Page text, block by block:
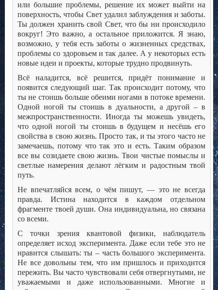
или большие проблемы, решение их может выйти на
поверхность, чтобы Свет удалил заблуждения и заботы.
Ты должен хранить свой Свет, что бы ни происходило
вокруг! Это важно, а остальное приложится. Я знаю,
возможно, у тебя есть заботы о жизненных средствах,
проблемы со здоровьем и так далее. А у некоторых есть
новые идеи и проекты, которые трудно продвинуть.
Всё наладится, всё решится, придёт понимание и
появится следующий шаг. Так происходит потому, что
ты не стоишь больше обеими ногами в потоке времени.
Одной ногой ты стоишь в дуальности, а другой – в
межпространственности. Иногда ты можешь увидеть,
что одной ногой ты стоишь в будущем и несёшь его
свойства в свою жизнь. Просто так, и ты этого часто не
замечаешь, потому что так это и есть. Таким образом
все вы созидаете свою жизнь. Твои чистые помыслы и
светлые намерения делают лёгким и радостным твой
путь.
Не впечатляйся всем, о чём пишут, — это не всегда
правда. Истина находится в каждом отдельном
фрагменте твоей души. Она индивидуальна, но связана
со всеми.
С точки зрения квантовой физики, наблюдатель
определяет исход эксперимента. Даже если тебе это не
нравится слышать: ты – часть большого эксперимента.
Не все довольны тем, что им пришлось и приходится
пережить. Вы часто чувствовали себя отвергнутыми, не
уважаемыми и даже использованными. Многие и